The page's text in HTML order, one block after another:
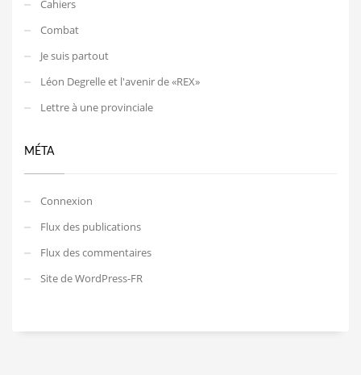
Cahiers
Combat
Je suis partout
Léon Degrelle et l'avenir de «REX»
Lettre à une provinciale
MÉTA
Connexion
Flux des publications
Flux des commentaires
Site de WordPress-FR